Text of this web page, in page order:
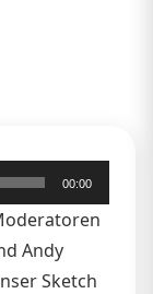
00:00
Andy
Sketch